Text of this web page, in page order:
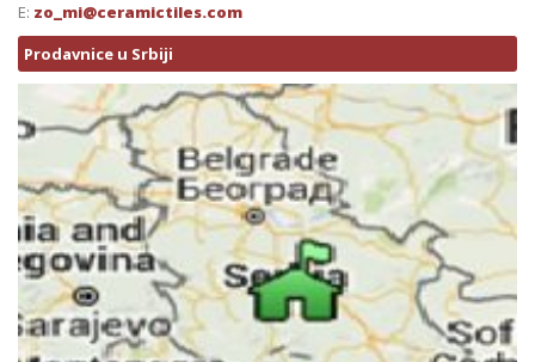
E: zo_mi@ceramictiles.com
Prodavnice u Srbiji